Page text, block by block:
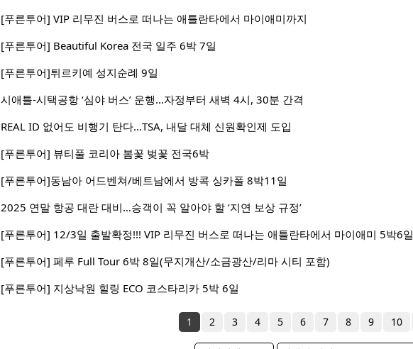
[푸른투어] VIP 리무진 버스로 떠나는 애틀란타에서 마이애미까지
[푸른투어] Beautiful Korea 전국 일주 6박 7일
[푸른투어]튀르키예 성지순례 9일
시애틀-시택공항 ‘심야 버스’ 운행…자정부터 새벽 4시, 30분 간격
REAL ID 없어도 비행기 탄다…TSA, 내달 대체 신원확인제 도입
[푸른투어] 뷰티풀 코리아 봄꽃 벚꽃 전국6박
[푸른투어]동남아 어드벤쳐/베트남에서 방콕 싱카폴 8박11일
2025 연말 항공 대란 대비…승객이 꼭 알아야 할 ‘지연 보상 규정’
[푸른투어] 12/3일 출발확정!!! VIP 리무진 버스로 떠나는 애틀란타에서 마이애미 5박6일
[푸른투어] 페루 Full Tour 6박 8일(무지개산/소금광산/리마 시티 포함)
[푸른투어] 지상낙원 힐링 ECO 코스타리카 5박 6일
1 2 3 4 5 6 7 8 9 10